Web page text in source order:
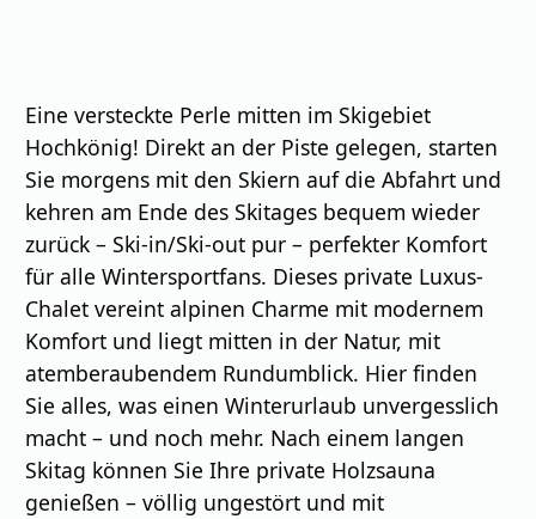
Eine versteckte Perle mitten im Skigebiet
Hochkönig! Direkt an der Piste gelegen, starten
Sie morgens mit den Skiern auf die Abfahrt und
kehren am Ende des Skitages bequem wieder
zurück – Ski-in/Ski-out pur – perfekter Komfort
für alle Wintersportfans. Dieses private Luxus-
Chalet vereint alpinen Charme mit modernem
Komfort und liegt mitten in der Natur, mit
atemberaubendem Rundumblick. Hier finden
Sie alles, was einen Winterurlaub unvergesslich
macht – und noch mehr. Nach einem langen
Skitag können Sie Ihre private Holzsauna
genießen – völlig ungestört und mit